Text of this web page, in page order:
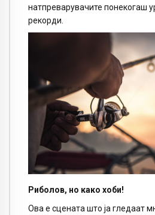
натпреварувачите понекогаш
рекорди.
Риболов, но како хоби!
Ова е сцената што ја гледаат